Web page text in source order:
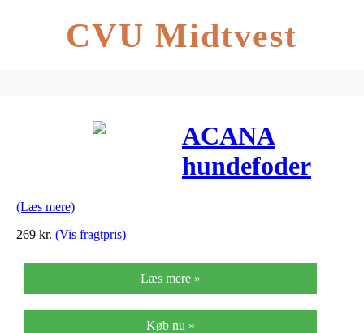
CVU Midtvest
ACANA
hundefoder
(Læs mere)
269 kr. (Vis fragtpris)
Læs mere »
Køb nu »